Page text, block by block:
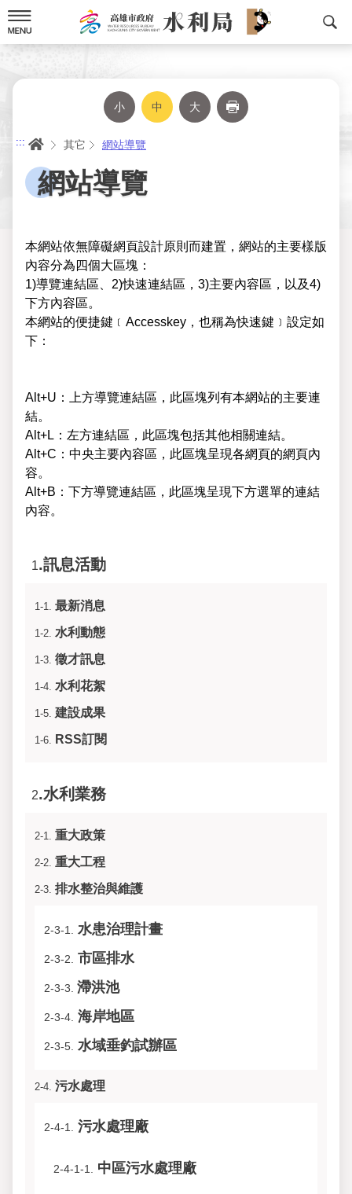
到
主
要
小 中 大
::: 首頁其它 網站導覽
網站導覽
本網站依無障礙網頁設計原則而建置，網站的主要樣版
內容分為四個大區塊：
1)導覽連結區、2)快速連結區，3)主要內容區，以及4)
下方內容區。
本網站的便捷鍵﹝Accesskey，也稱為快速鍵﹞設定如
下：
Alt+U：上方導覽連結區，此區塊列有本網站的主要連
結。
Alt+L：左方連結區，此區塊包括其他相關連結。
Alt+C：中央主要內容區，此區塊呈現各網頁的網頁內
容。
Alt+B：下方導覽連結區，此區塊呈現下方選單的連結
內容。
1.訊息活動
1-1. 最新消息
1-2. 水利動態
1-3. 徵才訊息
1-4. 水利花絮
1-5. 建設成果
1-6. RSS訂閱
2.水利業務
2-1. 重大政策
2-2. 重大工程
2-3. 排水整治與維護
2-3-1. 水患治理計畫
2-3-2. 市區排水
2-3-3. 滯洪池
2-3-4. 海岸地區
2-3-5. 水域垂釣試辦區
2-4. 污水處理
2-4-1. 污水處理廠
2-4-1-1. 中區污水處理廠